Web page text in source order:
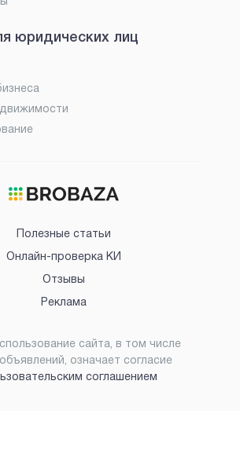
юридических лиц
Полезные статьи
Онлайн-проверка КИ
Отзывы
Реклама
сайта, в том числе
означает согласие
соглашением